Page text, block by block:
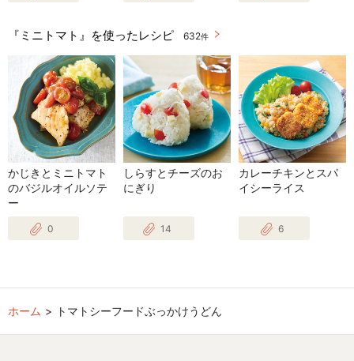
『ミニトマト』を使ったレシピ 632件
かじきとミニトマト
のバジルオイルソテ
ー
0
しらすとチーズのお
にぎり
14
カレーチキンとスパ
イシーライス
6
ホーム トマトシーフードぶっかけうどん